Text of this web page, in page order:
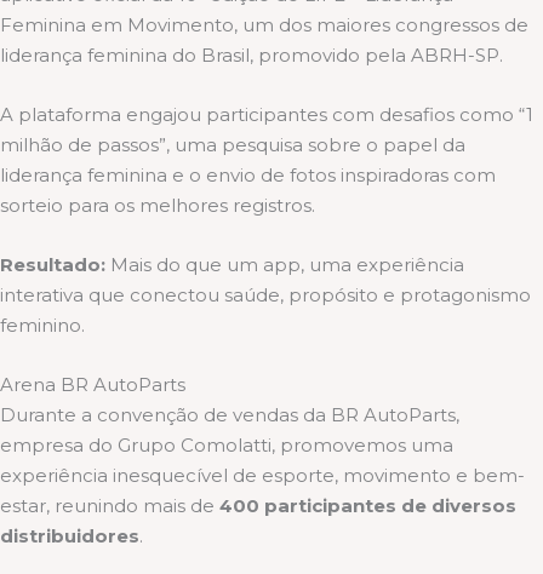
Feminina em Movimento, um dos maiores congressos de
liderança feminina do Brasil, promovido pela ABRH-SP.
A plataforma engajou participantes com desafios como “1
milhão de passos”, uma pesquisa sobre o papel da
liderança feminina e o envio de fotos inspiradoras com
sorteio para os melhores registros.
Resultado: Mais do que um app, uma experiência
interativa que conectou saúde, propósito e protagonismo
feminino.
Arena BR AutoParts
Durante a convenção de vendas da BR AutoParts,
empresa do Grupo Comolatti, promovemos uma
experiência inesquecível de esporte, movimento e bem-
estar, reunindo mais de 400 participantes de diversos
distribuidores.